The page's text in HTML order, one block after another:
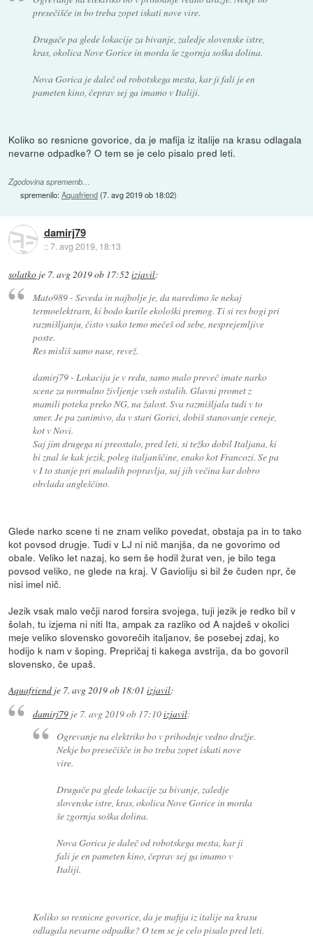
presečišče in bo treba zopet iskati nove vire.
Drugače pa glede lokacije za bivanje, zaledje slovenske istre,
kras, okolica Nove Gorice in morda še zgornja soška dolina.
Nova Gorica je daleč od robotskega mesta, kar ji fali je en
pameten kino, čeprav sej ga imamo v Italiji.
Koliko so resnicne govorice, da je mafija iz italije na krasu odlagala
nevarne odpadke? O tem se je celo pisalo pred leti.
Zgodovina sprememb…
spremenilo:Aquafriend(7. avg 2019 ob 18:02)
damirj79
::7. avg 2019, 18:13
solatko je 7. avg 2019 ob 17:52 izjavil:
Mato989 - Seveda in najbolje je, da naredimo še nekaj
termoelektrarn, ki bodo kurile ekološki premog. Ti si res bogi pri
razmišljanju, čisto vsako temo mečeš od sebe, nesprejemljive
poste.
Res misliš samo nase, revež.
damirj79 - Lokacija je v redu, samo malo preveč imate narko
scene za normalno življenje vseh ostalih. Glavni promet z
mamili poteka preko NG, na žalost. Sva razmišljala tudi v to
smer. Je pa zanimivo, da v stari Gorici, dobiš stanovanje ceneje,
kot v Novi.
Saj jim drugega ni preostalo, pred leti, si težko dobil Italjana, ki
bi znal še kak jezik, poleg italjanščine, enako kot Francozi. Se pa
v I to stanje pri maladih popravlja, saj jih večina kar dobro
obvlada angleščino.
Glede narko scene ti ne znam veliko povedat, obstaja pa in to tako
kot povsod drugje. Tudi v LJ ni nič manjša, da ne govorimo od
obale. Veliko let nazaj, ko sem še hodil žurat ven, je bilo tega
povsod veliko, ne glede na kraj. V Gavioliju si bil že čuden npr, če
nisi imel nič.
Jezik vsak malo večji narod forsira svojega, tuji jezik je redko bil v
šolah, tu izjema ni niti Ita, ampak za razliko od A najdeš v okolici
meje veliko slovensko govorečih italjanov, še posebej zdaj, ko
hodijo k nam v šoping. Prepričaj ti kakega avstrija, da bo govoril
slovensko, če upaš.
Aquafriend je 7. avg 2019 ob 18:01 izjavil:
damirj79je 7. avg 2019 ob 17:10izjavil:
Ogrevanje na elektriko bo v prihodnje vedno dražje.
Nekje bo presečišče in bo treba zopet iskati nove
vire.
Drugače pa glede lokacije za bivanje, zaledje
slovenske istre, kras, okolica Nove Gorice in morda
še zgornja soška dolina.
Nova Gorica je daleč od robotskega mesta, kar ji
fali je en pameten kino, čeprav sej ga imamo v
Italiji.
Koliko so resnicne govorice, da je mafija iz italije na krasu
odlagala nevarne odpadke? O tem se je celo pisalo pred leti.